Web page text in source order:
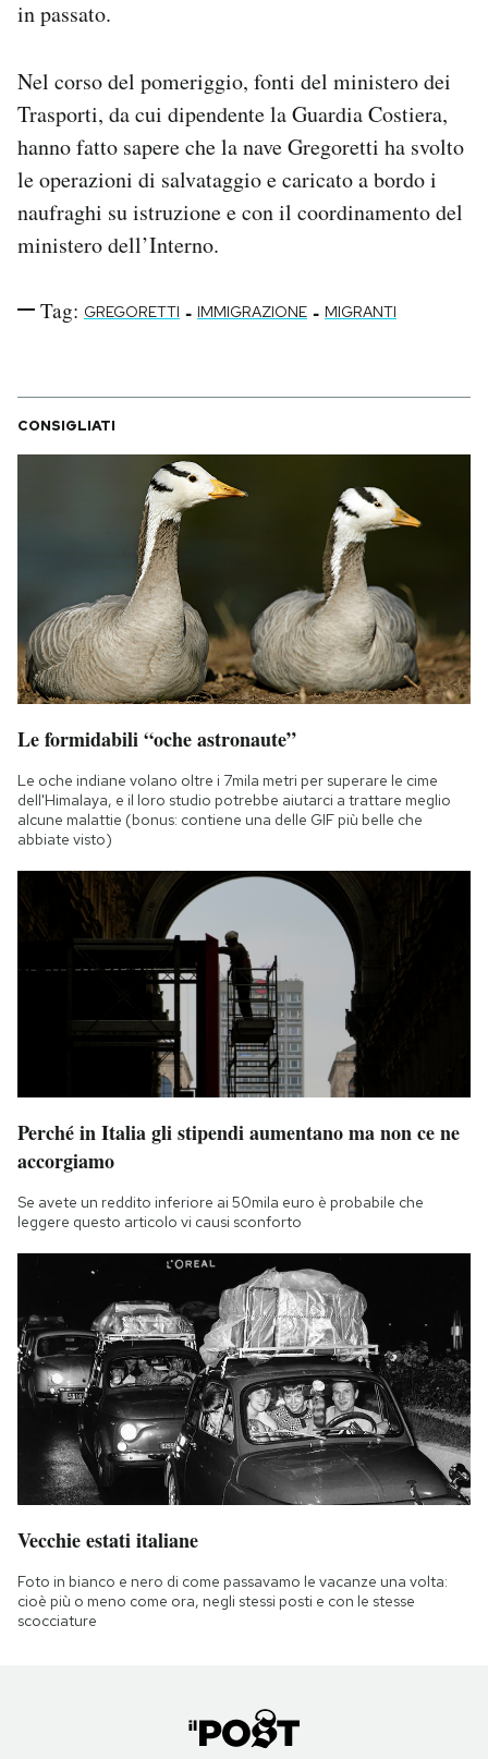
in passato.
Nel corso del pomeriggio, fonti del ministero dei
Trasporti, da cui dipendente la Guardia Costiera,
hanno fatto sapere che la nave Gregoretti ha svolto
le operazioni di salvataggio e caricato a bordo i
naufraghi su istruzione e con il coordinamento del
ministero dell’Interno.
Tag: GREGORETTI - IMMIGRAZIONE - MIGRANTI
CONSIGLIATI
Le formidabili “oche astronaute”
Le oche indiane volano oltre i 7mila metri per superare le cime
dell'Himalaya, e il loro studio potrebbe aiutarci a trattare meglio
alcune malattie (bonus: contiene una delle GIF più belle che
abbiate visto)
Perché in Italia gli stipendi aumentano ma non ce ne
accorgiamo
Se avete un reddito inferiore ai 50mila euro è probabile che
leggere questo articolo vi causi sconforto
Vecchie estati italiane
Foto in bianco e nero di come passavamo le vacanze una volta:
cioè più o meno come ora, negli stessi posti e con le stesse
scocciature